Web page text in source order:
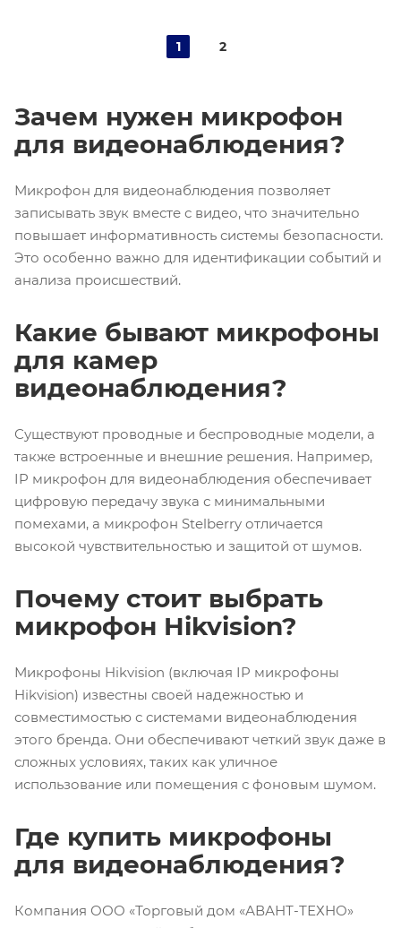
1 2
Зачем нужен микрофон
для видеонаблюдения?
Микрофон для видеонаблюдения позволяет
записывать звук вместе с видео, что значительно
повышает информативность системы безопасности.
Это особенно важно для идентификации событий и
анализа происшествий.
Какие бывают микрофоны
для камер
видеонаблюдения?
Существуют проводные и беспроводные модели, а
также встроенные и внешние решения. Например,
IP микрофон для видеонаблюдения обеспечивает
цифровую передачу звука с минимальными
помехами, а микрофон Stelberry отличается
высокой чувствительностью и защитой от шумов.
Почему стоит выбрать
микрофон Hikvision?
Микрофоны Hikvision (включая IP микрофоны
Hikvision) известны своей надежностью и
совместимостью с системами видеонаблюдения
этого бренда. Они обеспечивают четкий звук даже в
сложных условиях, таких как уличное
использование или помещения с фоновым шумом.
Где купить микрофоны
для видеонаблюдения?
Компания ООО «Торговый дом «АВАНТ-ТЕХНО»